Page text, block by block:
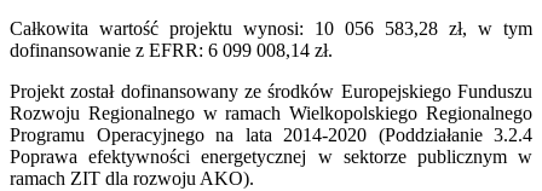
Całkowita wartość projektu wynosi: 10 056 583,28 zł, w tym
dofinansowanie z EFRR: 6 099 008,14 zł.
Projekt został dofinansowany ze środków Europejskiego Funduszu
Rozwoju Regionalnego w ramach Wielkopolskiego Regionalnego
Programu Operacyjnego na lata 2014-2020 (Poddziałanie 3.2.4
Poprawa efektywności energetycznej w sektorze publicznym w
ramach ZIT dla rozwoju AKO).